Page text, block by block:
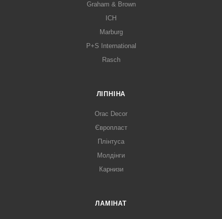
Graham & Brown
ICH
Marburg
P+S International
Rasch
ЛІПНІНА
Orac Decor
Європласт
Плінтуса
Молдінги
Карнизи
ЛАМІНАТ